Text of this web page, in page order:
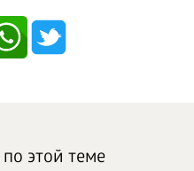
этой теме